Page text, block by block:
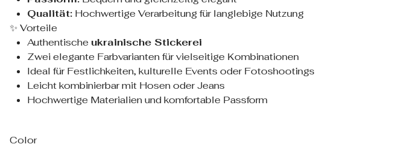
Qualität:Hochwertige Verarbeitung für langlebige Nutzung
✨ Vorteile
Authentische ukrainische Stickerei
Zwei elegante Farbvarianten für vielseitige Kombinationen
Ideal für Festlichkeiten, kulturelle Events oder Fotoshootings
Leicht kombinierbar mit Hosen oder Jeans
Hochwertige Materialien und komfortable Passform
Color